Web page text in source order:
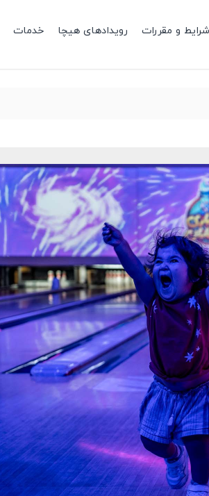
شرایط و مقررات رویدادهای هیچا خدمات